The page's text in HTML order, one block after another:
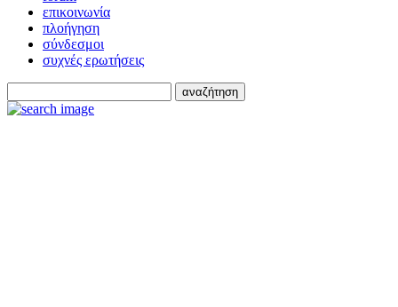
επικοινωνία
πλοήγηση
σύνδεσμοι
συχνές ερωτήσεις